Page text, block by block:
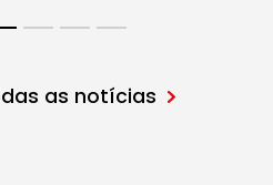
as notícias